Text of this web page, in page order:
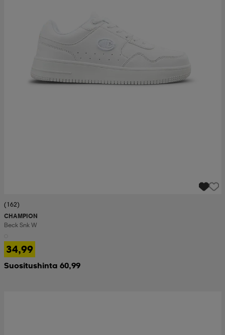
(162)
CHAMPION
Beck Snk W
34,99
Suositushinta 60,99